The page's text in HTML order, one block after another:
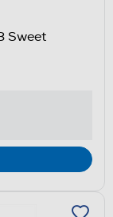
Sweet